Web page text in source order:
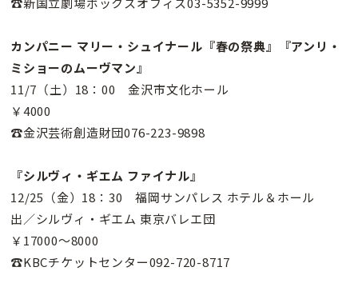
カンパニー マリー・シュイナール『春の祭典』『アンリ・
ミショーのムーヴマン』
11/7（土）18：00 金沢市文化ホール
￥4000
☎金沢芸術創造財団076-223-9898
『シルヴィ・ギエム ファイナル』
12/25（金）18：30 福岡サンパレス ホテル＆ホール
出／シルヴィ・ギエム 東京バレエ団
￥17000〜8000
☎KBCチケットセンター092-720-8717